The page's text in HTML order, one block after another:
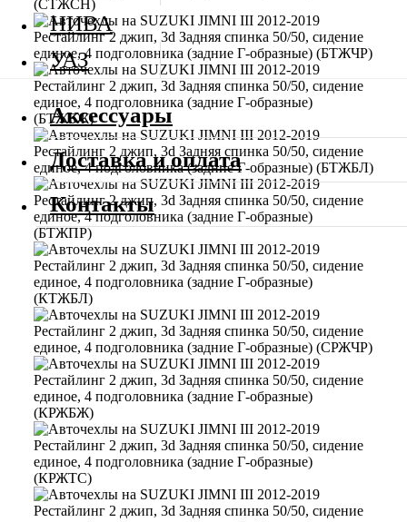
НИВА
УАЗ
Аксессуары
Доставка и оплата
Контакты